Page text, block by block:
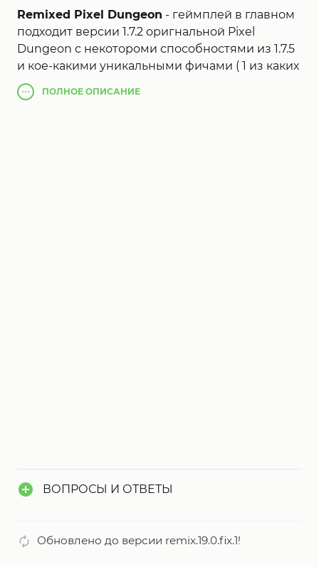
Remixed Pixel Dungeon - геймплей в главном
подходит версии 1.7.2 оригнальной Pixel
Dungeon с некотороми способностями из 1.7.5
и кое-какими уникальными фичами ( 1 из каких
помощь российского языка :) )
ПОЛНОЕ ОПИСАНИЕ
ВОПРОСЫ И ОТВЕТЫ
Обновлено до версии remix.19.0.fix.1!